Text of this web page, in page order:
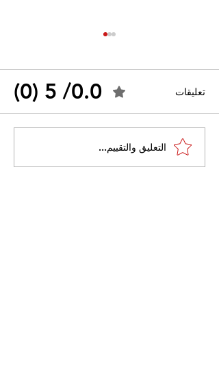
القضاء الإداري يقضي بحل
نقابة "كنابست"
تعليقات 0.0/ 5 (0)
التعليق والتقييم...